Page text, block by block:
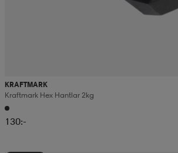
KRAFTMARK
Kraftmark Hex Hantlar 2kg
130:-